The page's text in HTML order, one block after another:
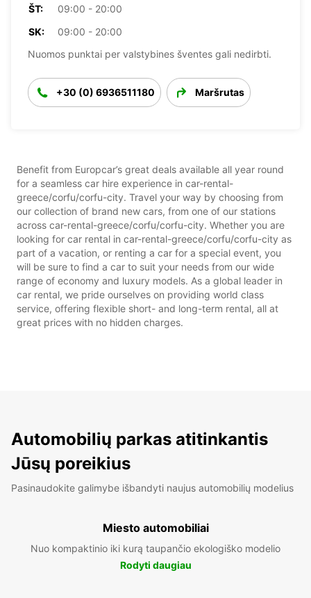
ŠT:
09:00 - 20:00
SK:
09:00 - 20:00
Nuomos punktai per valstybines šventes gali nedirbti.
+30 (0) 6936511180 Maršrutas
Benefit from Europcar’s great deals available all year round
for a seamless car hire experience in car-rental-
greece/corfu/corfu-city. Travel your way by choosing from
our collection of brand new cars, from one of our stations
across car-rental-greece/corfu/corfu-city. Whether you are
looking for car rental in car-rental-greece/corfu/corfu-city as
part of a vacation, or renting a car for a special event, you
will be sure to find a car to suit your needs from our wide
range of economy and luxury models. As a global leader in
car rental, we pride ourselves on providing world class
service, offering flexible short- and long-term rental, all at
great prices with no hidden charges.
Automobilių parkas atitinkantis
Jūsų poreikius
Pasinaudokite galimybe išbandyti naujus automobilių modelius
Miesto automobiliai
Nuo kompaktinio iki kurą taupančio ekologiško modelio
Rodyti daugiau